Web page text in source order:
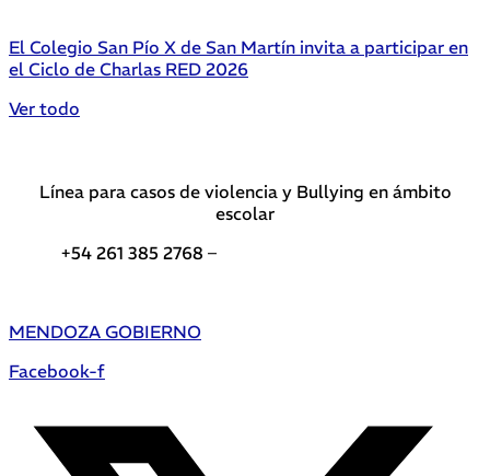
El Colegio San Pío X de San Martín invita a participar en
el Ciclo de Charlas RED 2026
Ver todo
Línea para casos de violencia y Bullying en ámbito
escolar
+54 261 385 2768 –
MENDOZA GOBIERNO
Facebook-f